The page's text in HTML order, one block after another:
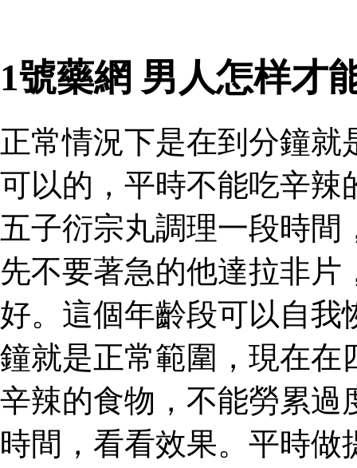
1號藥網 男人怎样才
正常情況下是在到分鐘
可以的，平時不能吃辛辣
五子衍宗丸調理一段時
先不要著急的他達拉非
好。這個年齡段可以自我
鐘就是正常範圍，現在在
辛辣的食物，不能勞累過
時間，看看效果。平時